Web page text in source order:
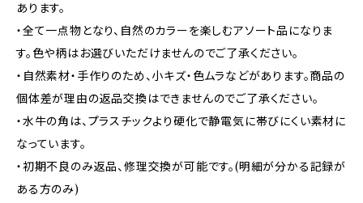
あります。
・全て一点物となり、自然のカラーを楽しむアソート品になりま
す。色や柄はお選びいただけませんのでご了承ください。
・自然素材・手作りのため、小キズ・色ムラなどがあります。商品の
個体差が理由の返品交換はできませんのでご了承ください。
・水牛の角は、プラスチックより硬化で静電気に帯びにくい素材に
なっています。
・初期不良のみ返品、修理交換が可能です。(明細が分かる記録が
ある方のみ)